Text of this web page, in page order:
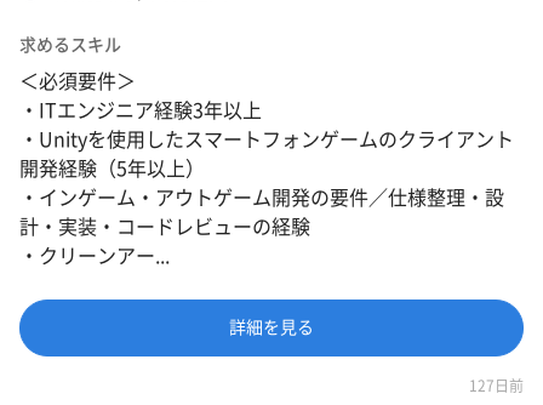
求めるスキル
＜必須要件＞
・ITエンジニア経験3年以上
・Unityを使用したスマートフォンゲームのクライアント
開発経験（5年以上）
・インゲーム・アウトゲーム開発の要件／仕様整理・設
計・実装・コードレビューの経験
・クリーンアー...
詳細を見る
127日前